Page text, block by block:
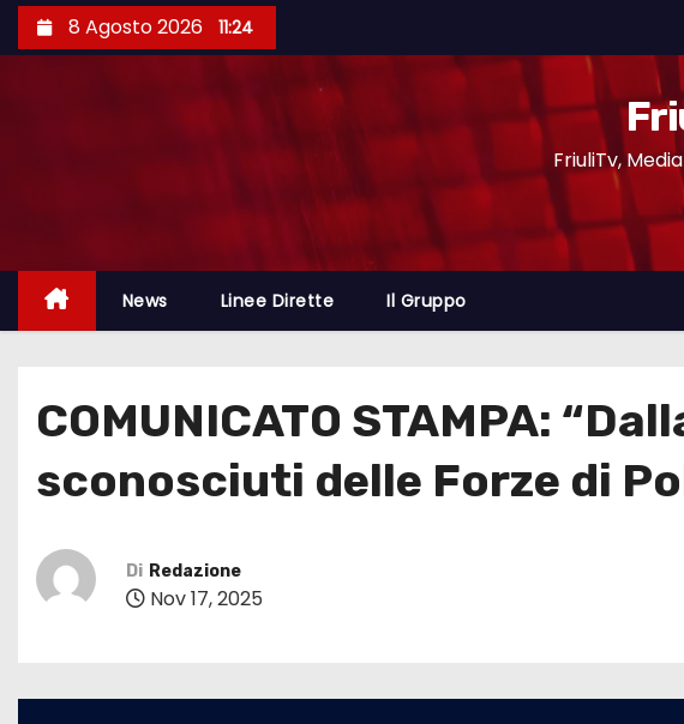
8 Agosto 2026 11:24
FriuliTv,
News Linee Dirette Il Gruppo
COMUNICATO STAMPA:
sconosciuti delle Forze di
Di Redazione
Nov 17, 2025